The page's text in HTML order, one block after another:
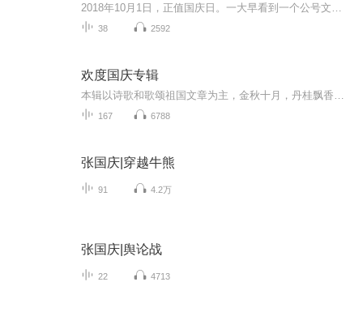
38 2592
欢度国庆专辑
167 6788
张国庆|穿越牛熊
91 4.2万
张国庆|舆论战
22 4713